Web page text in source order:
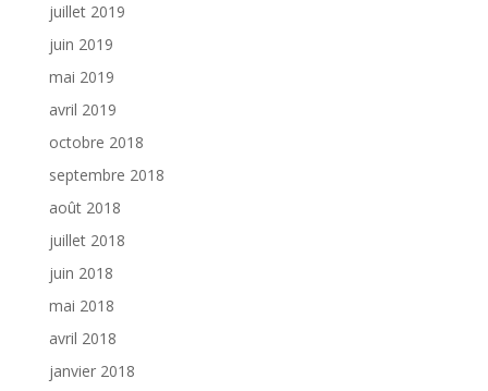
juillet 2019
juin 2019
mai 2019
avril 2019
octobre 2018
septembre 2018
août 2018
juillet 2018
juin 2018
mai 2018
avril 2018
janvier 2018